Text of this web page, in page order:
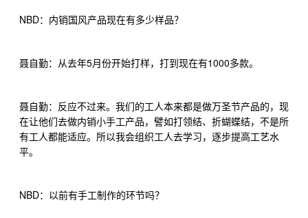
NBD：内销国风产品现在有多少样品？
聂自勤：从去年5月份开始打样，打到现在有1000多款。
聂自勤：反应不过来。我们的工人本来都是做万圣节产品的，现
在让他们去做内销小手工产品，譬如打领结、折蝴蝶结，不是所
有工人都能适应。所以我会组织工人去学习，逐步提高工艺水
平。
NBD：以前有手工制作的环节吗？